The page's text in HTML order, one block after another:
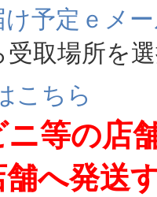
け予定ｅメ
受取場所を
こちら
等の店
へ発送